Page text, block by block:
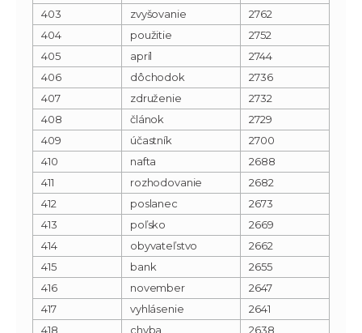
403
zvyšovanie
2762
404
použitie
2752
405
apríl
2744
406
dôchodok
2736
407
združenie
2732
408
článok
2729
409
účastník
2700
410
nafta
2688
411
rozhodovanie
2682
412
poslanec
2673
413
poľsko
2669
414
obyvateľstvo
2662
415
bank
2655
416
november
2647
417
vyhlásenie
2641
418
chyba 2638